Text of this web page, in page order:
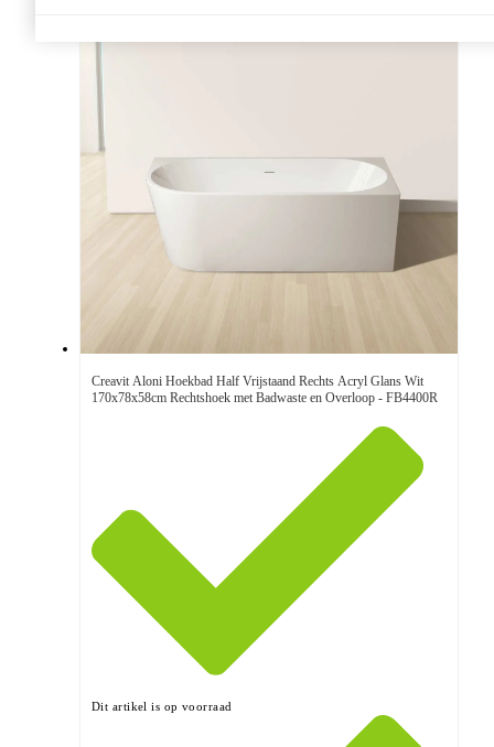
Creavit Aloni Hoekbad Half Vrijstaand Rechts Acryl Glans Wit
170x78x58cm Rechtshoek met Badwaste en Overloop - FB4400R
Dit artikel is op voorraad